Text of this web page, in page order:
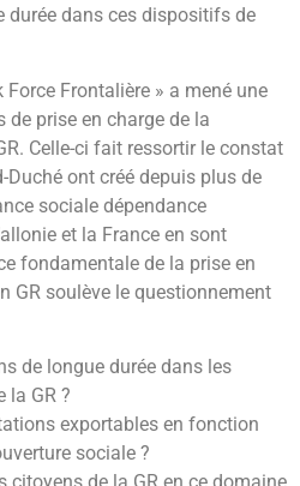
durée dans ces dispositifs de
Frontalière » a mené une
prise en charge de la
Celle-ci fait ressortir le constat
Duché ont créé depuis plus de
sociale dépendance
et la France en sont
fondamentale de la prise en
GR soulève le questionnement
de longue durée dans les
la GR ?
exportables en fonction
sociale ?